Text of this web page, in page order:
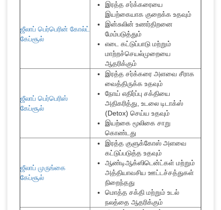
ஜீலாப் பெர்பெரின் கோல்ட்
கேப்சூல்
இரத்த சர்க்கரையை
இயற்கையாக குறைக்க உதவும்
இன்சுலின் உணர்திறனை
மேம்படுத்தும்
எடை கட்டுப்பாடு மற்றும்
மாற்றச்செயல்முறையை
ஆதரிக்கும்
ஜீலாப் பெர்பெரிஸ்
கேப்சூல்
இரத்த சர்க்கரை அளவை சீராக
வைத்திருக்க உதவும்
நோய் எதிர்ப்பு சக்தியை
அதிகரித்து, உடலை டிடாக்ஸ்
(Detox) செய்ய உதவும்
இயற்கை மூலிகை சாறு
கொண்டது
ஜீலாப் முருங்கை
கேப்சூல்
இரத்த குளுக்கோஸ் அளவை
கட்டுப்படுத்த உதவும்
ஆண்டிஆக்ஸிடென்ட்கள் மற்றும்
அத்தியாவசிய ஊட்டச்சத்துகள்
நிறைந்தது
மொத்த சக்தி மற்றும் உடல்
நலத்தை ஆதரிக்கும்